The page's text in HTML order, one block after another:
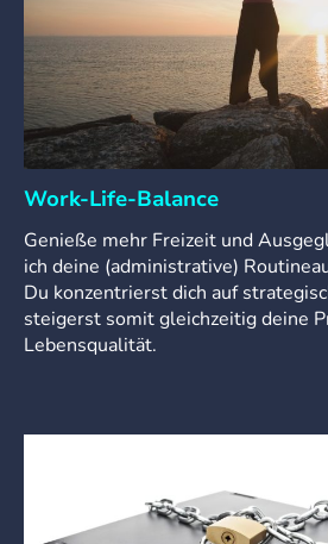
Work-Life-Balance
Genieße mehr Freizeit und
ich deine (administrative)
Du konzentrierst dich auf
steigerst somit gleichzeitig deine
Lebensqualität.